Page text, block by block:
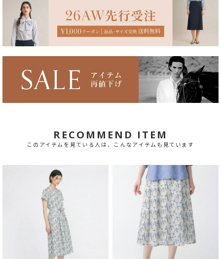
RECOMMEND ITEM
このアイテムを見ている人は、こんなアイテムも見ています